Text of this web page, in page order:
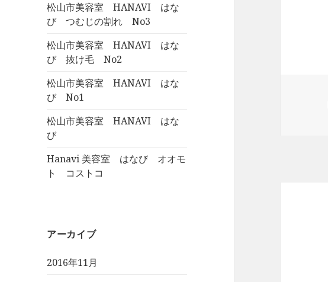
松山市美容室 HANAVI はな
び つむじの割れ No3
松山市美容室 HANAVI はな
び 抜け毛 No2
松山市美容室 HANAVI はな
び No1
松山市美容室 HANAVI はな
び
Hanavi 美容室 はなび オオモ
ト コストコ
アーカイブ
2016年11月